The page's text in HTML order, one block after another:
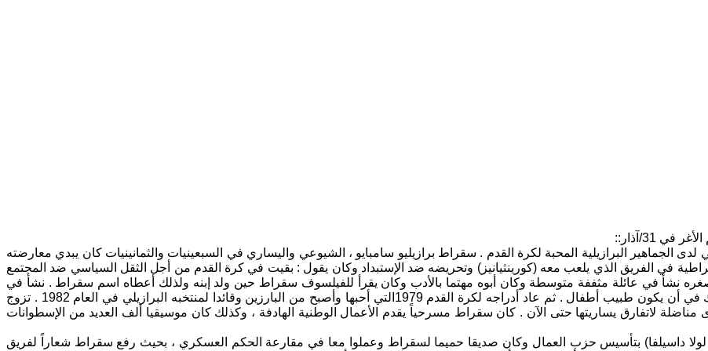
31/آذار::
الجماهير البرازيلية المحبة لكرة القدم . سقراط برازيليو سامبايو ، الشيوعي واليساري في السبعينيات والثمانينيات كان يبدي معارضته
في الفريق الذي يلعب معه (كورينثيانيز) وتحريضه ضد الإستبداد وكان يقول : بقيت في كرة القدم من أجل الثقل السياسي ضد المجتمع
نشأ في عائلة مثففة متوسطة وكان أبوه مهتما بالأدب وكان يقرأ للفيلسوف سقراط حين ولد إبنه ولذلك أعطاه اسم سقراط . نشأ في
صغره مولعا بكرة القدم الا أنه فضل أن يكون طبيبا وحصل على ذلك في أن يكون طبيب أطفال . ثم عاد أدراجه لكرة القدم 1979التي أحبها وأصبح من البارزين وقائدا لمنتخبه البرازيلي في العام 1982 . تزوج
مناضلة لاتفارق يساريتها حتى الآن . كان سقراط مسرحياً يقدم الأعمال الوطنية الهادفة ، وكذلك كان موسيقيا ألف العديد من الإسطوانات
( لولا داسيلفا) بتأسيس حزب العمال وكان صديقا حميما لسقراط وعملوا معا في مقارعة الحكم العسكري ، بحيث رفع سقراط شعاراً لفريق